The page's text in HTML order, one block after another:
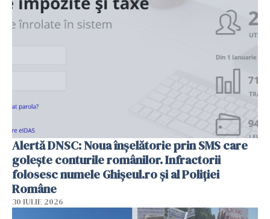
Alertă DNSC: Noua înșelătorie prin SMS care
golește conturile românilor. Infractorii
folosesc numele Ghișeul.ro și al Poliției
Române
30 IULIE 2026